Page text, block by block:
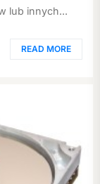
lub innych...
READ MORE